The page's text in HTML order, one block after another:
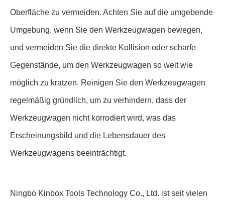
Oberfläche zu vermeiden. Achten Sie auf die umgebende
Umgebung, wenn Sie den Werkzeugwagen bewegen,
und vermeiden Sie die direkte Kollision oder scharfe
Gegenstände, um den Werkzeugwagen so weit wie
möglich zu kratzen. Reinigen Sie den Werkzeugwagen
regelmäßig gründlich, um zu verhindern, dass der
Werkzeugwagen nicht korrodiert wird, was das
Erscheinungsbild und die Lebensdauer des
Werkzeugwagens beeinträchtigt.
Ningbo Kinbox Tools Technology Co., Ltd. ist seit vielen